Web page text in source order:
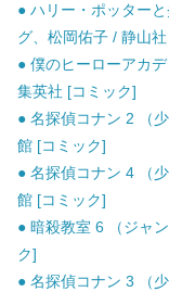
● ハリー・ポッター
グ、松岡佑子 / 静山
● 僕のヒーローアカ
集英社 [コミック]
● 名探偵コナン 2 （
館 [コミック]
● 名探偵コナン 4 （
館 [コミック]
● 暗殺教室 6 （ジャ
ク]
● 名探偵コナン 3 （